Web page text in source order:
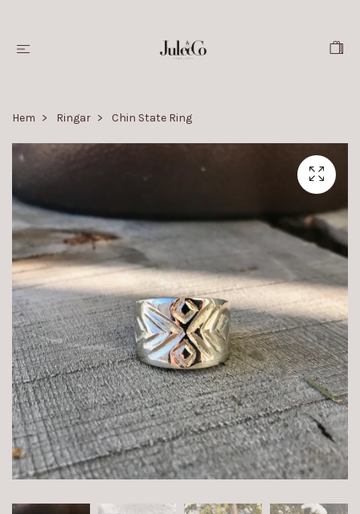
Hem Ringar Chin State Ring